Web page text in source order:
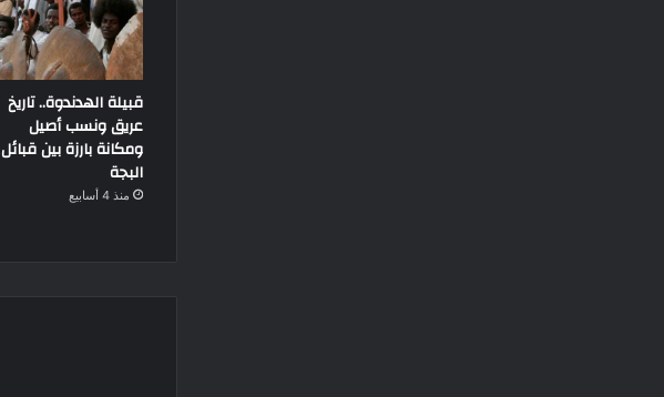
قبيلة الهدندوة.. تاريخ
عريق ونسب أصيل
ومكانة بارزة بين قبائل
البجة
منذ 4 أسابيع